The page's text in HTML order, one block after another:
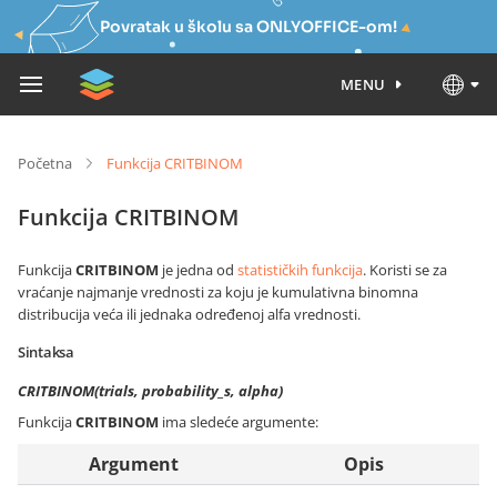
Povratak u školu sa ONLYOFFICE-om!
MENU
Početna Funkcija CRITBINOM
Funkcija CRITBINOM
FunkcijaCRITBINOM je jedna od statističkih funkcija. Koristi se za
vraćanje najmanje vrednosti za koju je kumulativna binomna
distribucija veća ili jednaka određenoj alfa vrednosti.
Sintaksa
CRITBINOM(trials, probability_s, alpha)
FunkcijaCRITBINOM ima sledeće argumente:
Argument Opis